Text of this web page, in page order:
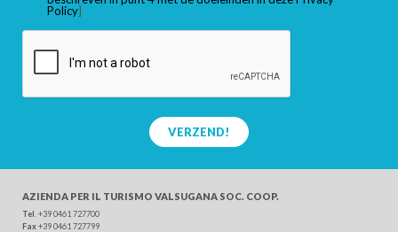
Policy]
VERZEND!
AZIENDA PER IL TURISMO VALSUGANA SOC. COOP.
Tel . +39 0461 727700
Fax+39 0461 727799